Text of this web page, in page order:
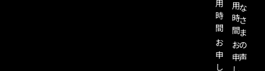
用
時
間
お
申
し
用
時
間
お
申
な
さ
ま
の
声